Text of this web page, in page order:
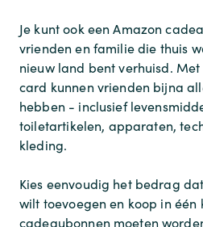
Je kunt ook een Amazon
vrienden en familie die thuis
nieuw land bent verhuisd.
card kunnen vrienden bijna
hebben - inclusief
toiletartikelen, apparaten,
kleding.
Kies eenvoudig het bedrag
wilt toevoegen en koop in één
cadeaubonnen moeten